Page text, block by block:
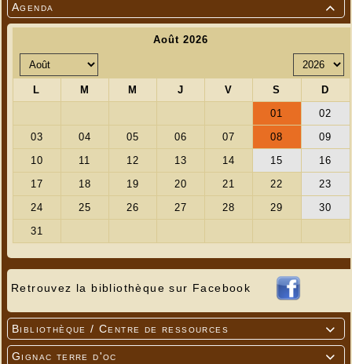

Agenda
Retrouvez la bibliothèque sur Facebook

Bibliothèque / Centre de ressources

Gignac terre d'oc